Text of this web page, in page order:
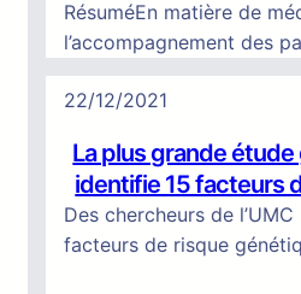
RésuméEn matière de
l’accompagnement des
22/12/2021
La plus grande
identifie 15 facteurs
Des chercheurs de
facteurs de risque